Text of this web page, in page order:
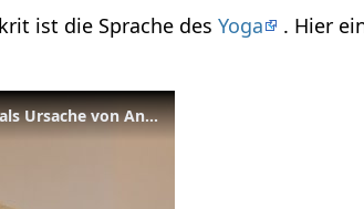
ist die Sprache desYoga . Hier
06 Falsche Identifikationen und Selbstbilder als Ursache von Angst